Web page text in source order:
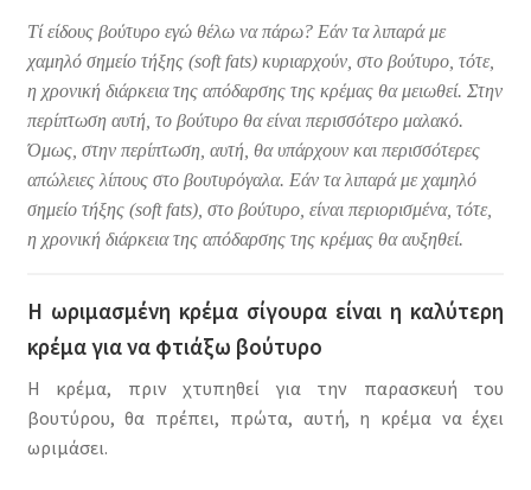
Τί είδους βούτυρο εγώ θέλω να πάρω? Εάν τα λιπαρά με
χαμηλό σημείο τήξης (soft fats) κυριαρχούν, στο βούτυρο, τότε,
η χρονική διάρκεια της απόδαρσης της κρέμας θα μειωθεί. Στην
περίπτωση αυτή, το βούτυρο θα είναι περισσότερο μαλακό.
Όμως, στην περίπτωση, αυτή, θα υπάρχουν και περισσότερες
απώλειες λίπους στο βουτυρόγαλα. Εάν τα λιπαρά με χαμηλό
σημείο τήξης (soft fats), στο βούτυρο, είναι περιορισμένα, τότε,
η χρονική διάρκεια της απόδαρσης της κρέμας θα αυξηθεί.
Η ωριμασμένη κρέμα σίγουρα είναι η καλύτερη
κρέμα για να φτιάξω βούτυρο
Η κρέμα, πριν χτυπηθεί για την παρασκευή του
βουτύρου, θα πρέπει, πρώτα, αυτή, η κρέμα να έχει
ωριμάσει.